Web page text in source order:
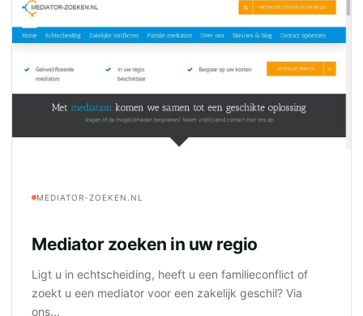
MEDIATOR-ZOEKEN.NL
Mediator zoeken in uw regio
Ligt u in echtscheiding, heeft u een familieconflict of
zoekt u een mediator voor een zakelijk geschil? Via
ons...